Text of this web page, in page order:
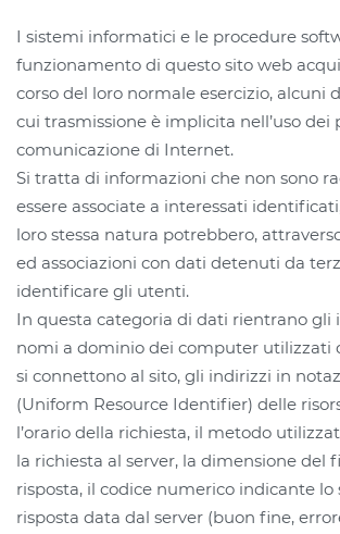
I sistemi informatici e le procedure
funzionamento di questo sito web
corso del loro normale esercizio, alcuni
cui trasmissione è implicita nell’uso dei
comunicazione di Internet.
Si tratta di informazioni che non sono
essere associate a interessati
loro stessa natura potrebbero,
ed associazioni con dati detenuti da
identificare gli utenti.
In questa categoria di dati rientrano gli
nomi a dominio dei computer utilizzati
si connettono al sito, gli indirizzi in
(Uniform Resource Identifier) delle
l’orario della richiesta, il metodo
la richiesta al server, la dimensione del
risposta, il codice numerico indicante lo
risposta data dal server (buon fine,